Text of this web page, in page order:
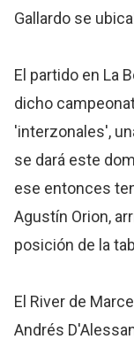
Gallardo se
El partido en La
dicho
'interzonales',
se dará este
ese entonces
Agustín Orion,
posición de la
El River de
Andrés